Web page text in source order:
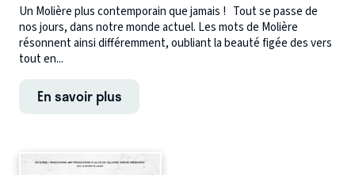
Un Molière plus contemporain que jamais ! Tout se passe de
nos jours, dans notre monde actuel. Les mots de Molière
résonnent ainsi différemment, oubliant la beauté figée des vers
tout en...
En savoir plus